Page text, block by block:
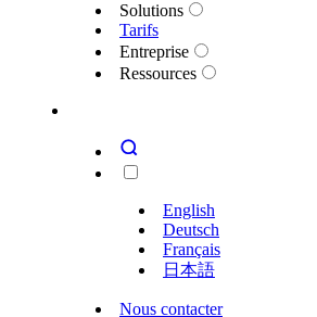
Solutions
Tarifs
Entreprise
Ressources
English
Deutsch
Français
日本語
Nous contacter